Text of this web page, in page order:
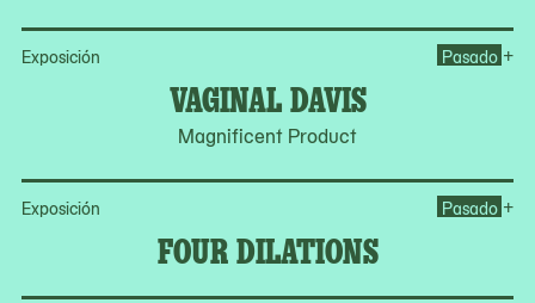
Exposición
VAGINAL DAVIS
Magnificent Product
Pasado +
Exposición
FOUR DILATIONS
Pasado +